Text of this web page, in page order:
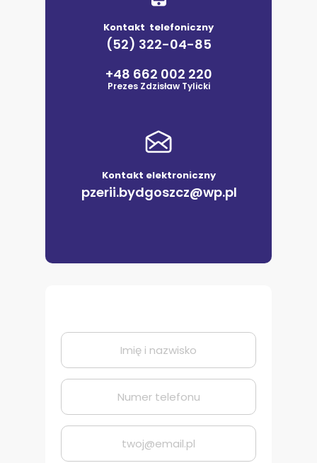
Kontakt elektroniczny
pzerii.bydgoszcz@wp.pl
Kontakt telefoniczny
(52) 322-04-85
+48 662 002 220
Prezes Zdzisław Tylicki